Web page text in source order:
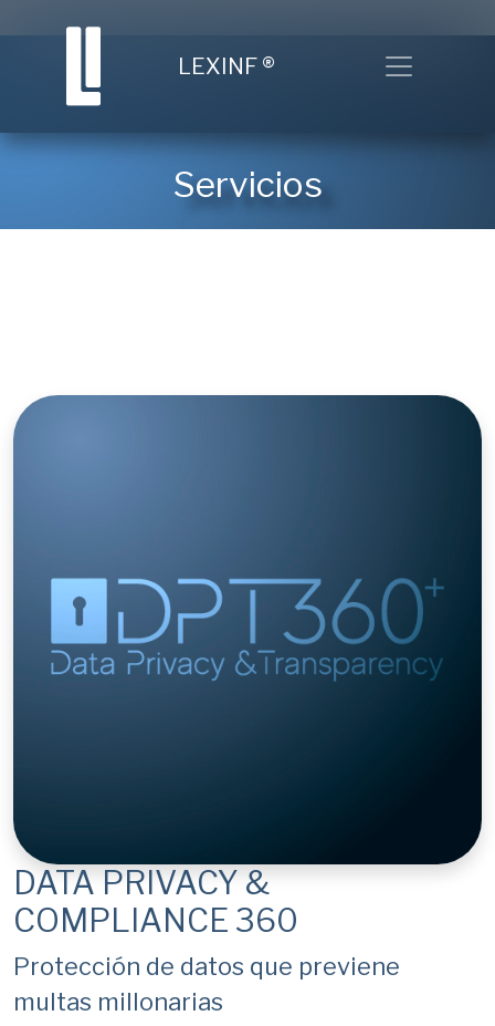
LEXINF ® Toggle
Servicios
DATA PRIVACY &
COMPLIANCE 360
Protección de datos que previene
multas millonarias